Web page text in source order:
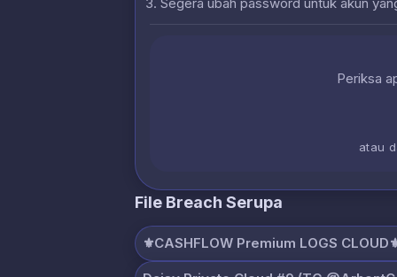
Periksa
atau
File Breach Serupa
⚜️CASHFLOW Premium LOGS